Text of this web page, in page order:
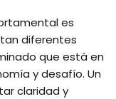
es
diferentes
que está en
y desafío. Un
claridad y